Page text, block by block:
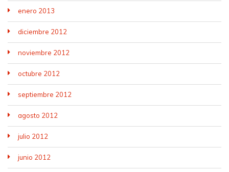
enero 2013
diciembre 2012
noviembre 2012
octubre 2012
septiembre 2012
agosto 2012
julio 2012
junio 2012